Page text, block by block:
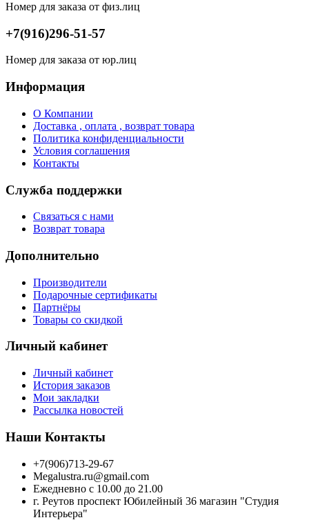
Номер для заказа от физ.лиц
+7(916)296-51-57
Номер для заказа от юр.лиц
Информация
О Компании
Доставка , оплата , возврат товара
Политика конфиденциальности
Условия соглашения
Контакты
Служба поддержки
Связаться с нами
Возврат товара
Дополнительно
Производители
Подарочные сертификаты
Партнёры
Товары со скидкой
Личный кабинет
Личный кабинет
История заказов
Мои закладки
Рассылка новостей
Наши Контакты
+7(906)713-29-67
Megalustra.ru@gmail.com
Ежедневно с 10.00 до 21.00
г. Реутов проспект Юбилейный 36 магазин "Студия
Интерьера"